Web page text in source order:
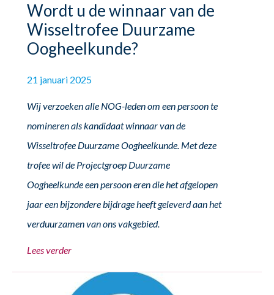
Wordt u de winnaar van de
Wisseltrofee Duurzame
Oogheelkunde?
21 januari 2025
Wij verzoeken alle NOG-leden om een persoon te
nomineren als kandidaat winnaar van de
Wisseltrofee Duurzame Oogheelkunde. Met deze
trofee wil de Projectgroep Duurzame
Oogheelkunde een persoon eren die het afgelopen
jaar een bijzondere bijdrage heeft geleverd aan het
verduurzamen van ons vakgebied.
Lees verder